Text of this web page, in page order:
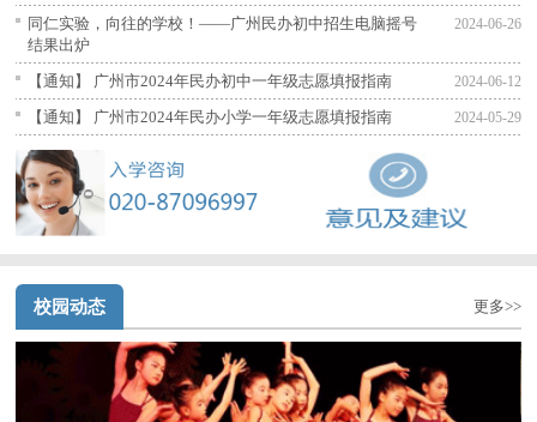
同仁实验，向往的学校！——广州民办初中招生电脑摇号
结果出炉
2024-06-26
【通知】 广州市2024年民办初中一年级志愿填报指南 2024-06-12
【通知】 广州市2024年民办小学一年级志愿填报指南 2024-05-29
校园动态 更多>>